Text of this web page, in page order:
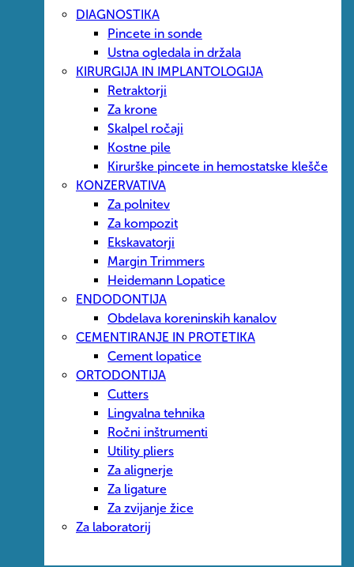
DIAGNOSTIKA
Pincete in sonde
Ustna ogledala in držala
KIRURGIJA IN IMPLANTOLOGIJA
Retraktorji
Za krone
Skalpel ročaji
Kostne pile
Kirurške pincete in hemostatske klešče
KONZERVATIVA
Za polnitev
Za kompozit
Ekskavatorji
Margin Trimmers
Heidemann Lopatice
ENDODONTIJA
Obdelava koreninskih kanalov
CEMENTIRANJE IN PROTETIKA
Cement lopatice
ORTODONTIJA
Cutters
Lingvalna tehnika
Ročni inštrumenti
Utility pliers
Za alignerje
Za ligature
Za zvijanje žice
Za laboratorij